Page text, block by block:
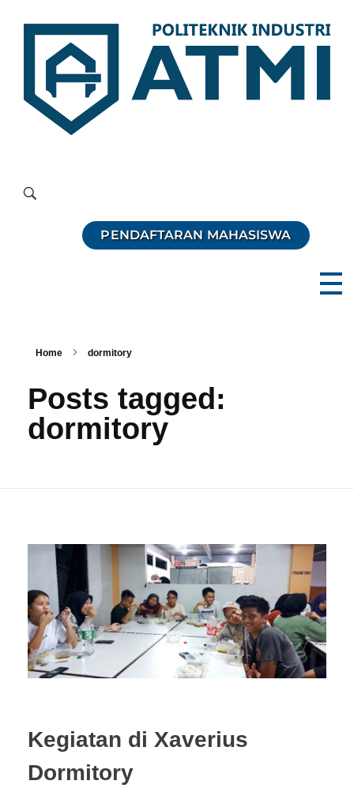
PENDAFTARAN MAHASISWA
Home dormitory
Posts tagged:
dormitory
Kegiatan di Xaverius
Dormitory